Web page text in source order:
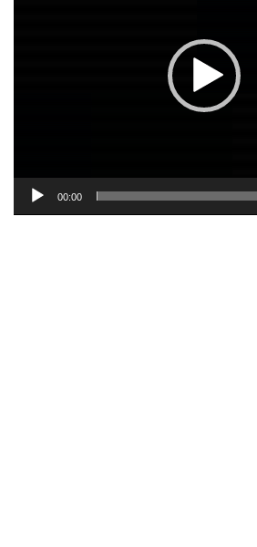
00:00